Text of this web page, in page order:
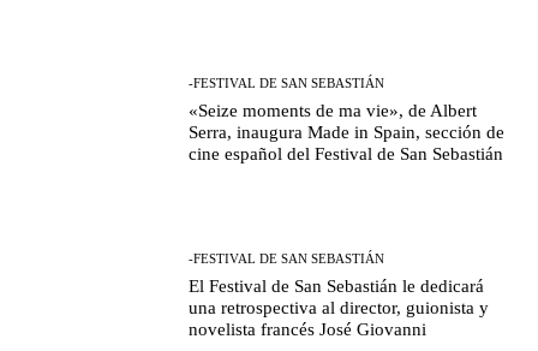
-FESTIVAL DE SAN SEBASTIÁN
«Seize moments de ma vie», de Albert
Serra, inaugura Made in Spain, sección de
cine español del Festival de San Sebastián
-FESTIVAL DE SAN SEBASTIÁN
El Festival de San Sebastián le dedicará
una retrospectiva al director, guionista y
novelista francés José Giovanni